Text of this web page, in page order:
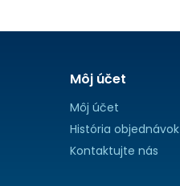
Môj účet
Môj účet
História objednávok
Kontaktujte nás